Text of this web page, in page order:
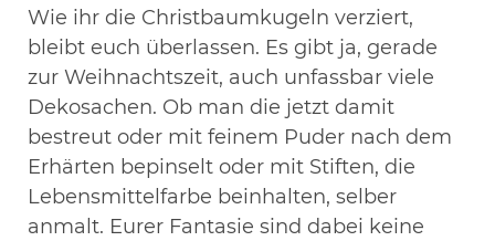
Wie ihr die Christbaumkugeln verziert,
bleibt euch überlassen. Es gibt ja, gerade
zur Weihnachtszeit, auch unfassbar viele
Dekosachen. Ob man die jetzt damit
bestreut oder mit feinem Puder nach dem
Erhärten bepinselt oder mit Stiften, die
Lebensmittelfarbe beinhalten, selber
anmalt. Eurer Fantasie sind dabei keine